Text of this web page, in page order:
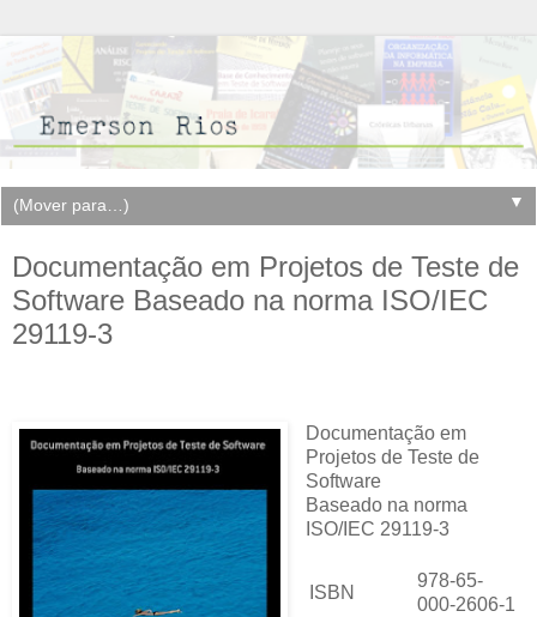
▼
Documentação em Projetos de Teste de
Software Baseado na norma ISO/IEC
29119-3
Documentação em
Projetos de Teste de
Software
Baseado na norma
ISO/IEC 29119-3
ISBN
978-65-
000-2606-1